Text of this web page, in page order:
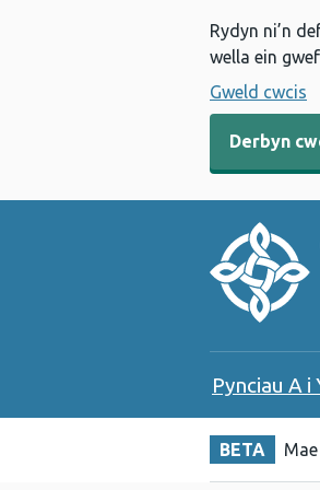
Rydyn ni’n
wella ein
Gweld cwcis
Derbyn
Pynciau A i
BETA